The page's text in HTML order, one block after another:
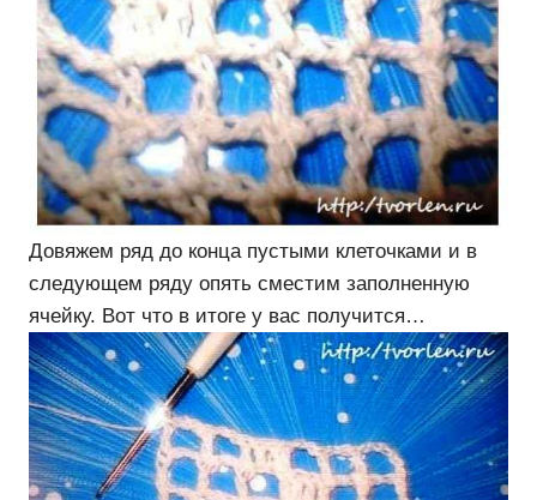
Довяжем ряд до конца пустыми клеточками и в
следующем ряду опять сместим заполненную
ячейку. Вот что в итоге у вас получится…